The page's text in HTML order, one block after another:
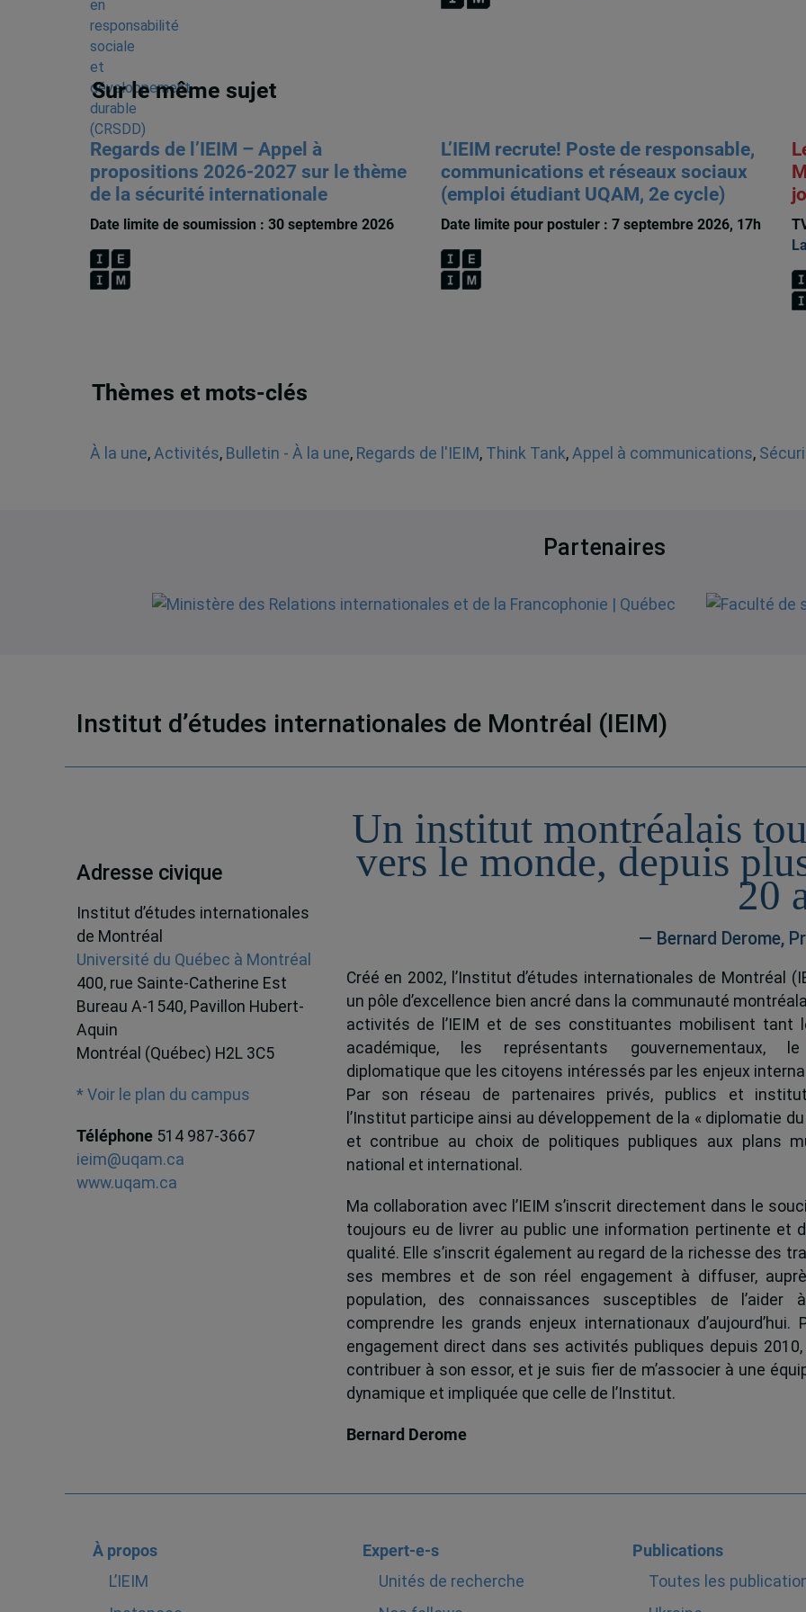
Sur le même sujet
Regards de l’IEIM – Appel à
propositions 2026-2027 sur le thème
de la sécurité internationale
Date limite de soumission : 30 septembre 2026
L’IEIM recrute! Poste de responsable,
communications et réseaux sociaux
(emploi étudiant UQAM, 2e cycle)
Date limite pour postuler : 7 septembre 2026, 17h
Thèmes et mots-clés
À la une, Activités, Bulletin - À la une, Regards de l'IEIM, Think Tank, Appel à communications,
Partenaires
Institut d’études internationales de Montréal (IEIM)
Adresse civique
Institut d’études internationales
de Montréal
Université du Québec à Montréal
400, rue Sainte-Catherine Est
Bureau A-1540, Pavillon Hubert-
Aquin
Montréal (Québec) H2L 3C5
* Voir le plan du campus
Téléphone 514 987-3667
ieim@uqam.ca
www.uqam.ca
Un institut montréalais
vers le monde, depuis
20
— Bernard Derome,
Créé en 2002, l’Institut d’études internationales de Montréal
un pôle d’excellence bien ancré dans la communauté
activités de l’IEIM et de ses constituantes mobilisent tant
académique, les représentants gouvernementaux,
diplomatique que les citoyens intéressés par les enjeux
Par son réseau de partenaires privés, publics et
l’Institut participe ainsi au développement de la « diplomatie
et contribue au choix de politiques publiques aux plans
national et international.
Ma collaboration avec l’IEIM s’inscrit directement dans le
toujours eu de livrer au public une information pertinente et
qualité. Elle s’inscrit également au regard de la richesse des
ses membres et de son réel engagement à diffuser,
population, des connaissances susceptibles de l’aider
comprendre les grands enjeux internationaux d’aujourd’hui.
engagement direct dans ses activités publiques depuis 2010,
contribuer à son essor, et je suis fier de m’associer à une
dynamique et impliquée que celle de l’Institut.
Bernard Derome
À propos
L’IEIM
Expert-e-s
Unités de recherche
Publications
Toutes les